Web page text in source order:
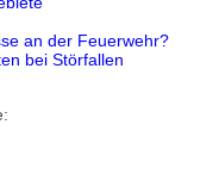
an der Feuerwehr?
bei Störfallen